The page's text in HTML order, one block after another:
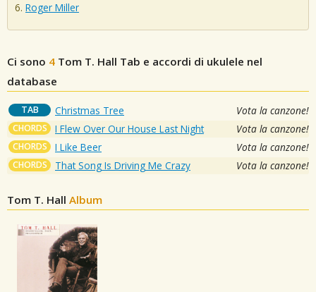
Roger Miller
Ci sono 4 Tom T. Hall Tab e accordi di ukulele nel
database
TAB Christmas Tree Vota la canzone!
CHORDS I Flew Over Our House Last Night Vota la canzone!
CHORDS I Like Beer Vota la canzone!
CHORDS That Song Is Driving Me Crazy Vota la canzone!
Tom T. Hall Album